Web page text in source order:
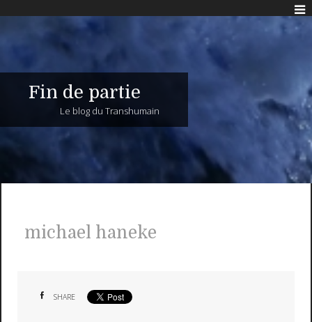
Fin de partie
Le blog du Transhumain
michael haneke
SHARE